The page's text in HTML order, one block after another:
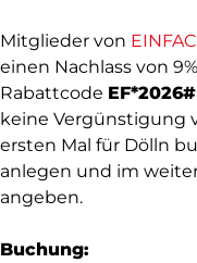
Mitglieder von
einen Nachlass von
Rabattcode EF*2026#
keine Vergünstigung
ersten Mal für Dölln
anlegen und im
angeben.
Buchung: